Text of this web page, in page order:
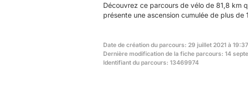
Découvrez ce parcours de vélo de 81,8 km
présente une ascension cumulée de plus
Date de création du parcours: 29 juillet 2021 à
Dernière modification de la fiche parcours: 14
Identifiant du parcours: 13469974